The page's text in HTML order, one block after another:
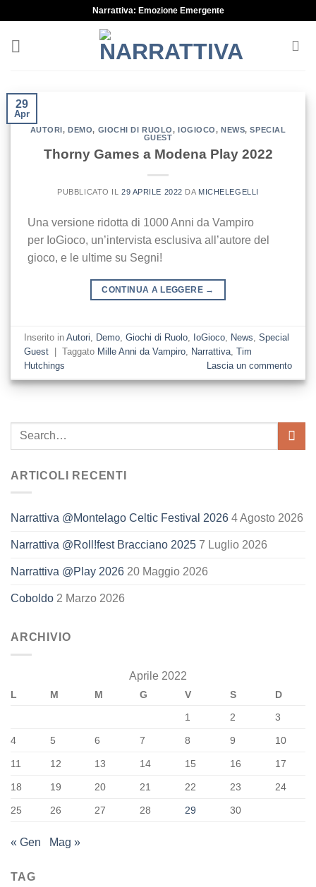
content
Narrattiva: Emozione Emergente
29
Apr
AUTORI,DEMO, GIOCHI DI RUOLO,IOGIOCO,NEWS,SPECIAL
GUEST
Thorny Games a Modena Play 2022
PUBBLICATO IL 29 APRILE 2022 DA MICHELEGELLI
Una versione ridotta di 1000 Anni da Vampiro
per IoGioco, un’intervista esclusiva all’autore del
gioco, e le ultime su Segni!
CONTINUA A LEGGERE →
Inserito inAutori Demo ,Giochi di Ruolo IoGioco News ,Special
Guest
Taggato Mille Anni da Vampiro Narrattiva ,Tim
Hutchings
Lascia un commento
ARTICOLI RECENTI
Narrattiva @Montelago Celtic Festival 2026 4 Agosto 2026
Narrattiva @Roll!fest Bracciano 2025 7 Luglio 2026
Narrattiva @Play 2026 20 Maggio 2026
Coboldo 2 Marzo 2026
ARCHIVIO
Aprile 2022
L M M G V S
D
1
2 3
4 5 6 7 8 9 10
11 12 13 14 15 16 17
18 19 20 21 22 23 24
25 26 27 28 29 30
« Gen Mag »
TAG